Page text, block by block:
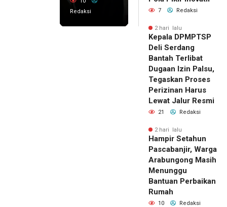
Redaksi
7 Redaksi
2 hari lalu
Kepala DPMPTSP
Deli Serdang
Bantah Terlibat
Dugaan Izin Palsu,
Tegaskan Proses
Perizinan Harus
Lewat Jalur Resmi
21 Redaksi
2 hari lalu
Hampir Setahun
Pascabanjir, Warga
Arabungong Masih
Menunggu
Bantuan Perbaikan
Rumah
10 Redaksi